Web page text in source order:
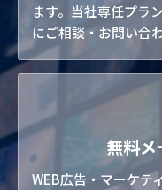
ます。当社専任プラ
にご相談・お問い合
無料メ
WEB広告・マーケテ